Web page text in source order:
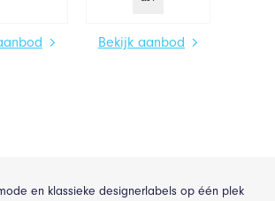
Bekijk aanbod
en klassieke designerlabels op één plek